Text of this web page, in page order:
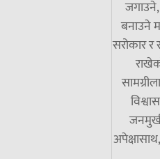
जगाउने,
बनाउने
सरोकार र